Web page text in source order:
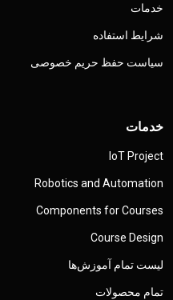
خدمات
شرایط استفاده
سیاست حفظ حریم خصوصی
خدمات
IoT Project
Robotics and Automation
Components for Courses
Course Design
لیست تمام آموزش‌ها
تمام محصولات